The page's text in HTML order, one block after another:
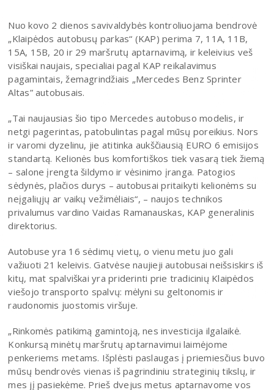
Nuo kovo 2 dienos savivaldybės kontroliuojama bendrovė
„Klaipėdos autobusų parkas“ (KAP) perima 7, 11A, 11B,
15A, 15B, 20 ir 29 maršrutų aptarnavimą, ir keleivius veš
visiškai naujais, specialiai pagal KAP reikalavimus
pagamintais, žemagrindžiais „Mercedes Benz Sprinter
Altas” autobusais.
„Tai naujausias šio tipo Mercedes autobuso modelis, ir
netgi pagerintas, patobulintas pagal mūsų poreikius. Nors
ir varomi dyzelinu, jie atitinka aukščiausią EURO 6 emisijos
standartą. Kelionės bus komfortiškos tiek vasarą tiek žiemą
– salone įrengta šildymo ir vėsinimo įranga. Patogios
sėdynės, plačios durys – autobusai pritaikyti kelionėms su
neįgaliųjų ar vaikų vežimėliais“, – naujos technikos
privalumus vardino Vaidas Ramanauskas, KAP generalinis
direktorius.
Autobuse yra 16 sėdimų vietų, o vienu metu juo gali
važiuoti 21 keleivis. Gatvėse naujieji autobusai neišsiskirs iš
kitų, mat spalviškai yra priderinti prie tradicinių Klaipėdos
viešojo transporto spalvų: mėlyni su geltonomis ir
raudonomis juostomis viršuje.
„Rinkomės patikimą gamintoją, nes investicija ilgalaikė.
Konkursą minėtų maršrutų aptarnavimui laimėjome
penkeriems metams. Išplėsti paslaugas į priemiesčius buvo
mūsų bendrovės vienas iš pagrindiniu strateginių tikslų, ir
mes jį pasiekėme. Prieš dvejus metus aptarnavome vos